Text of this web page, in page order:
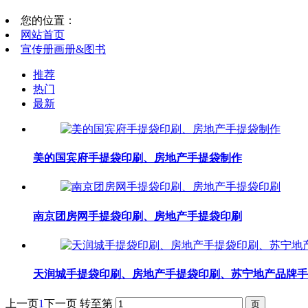
您的位置：
网站首页
宣传册画册&图书
推荐
热门
最新
美的国宾府手提袋印刷、房地产手提袋制作
南京团房网手提袋印刷、房地产手提袋印刷
天润城手提袋印刷、房地产手提袋印刷、苏宁地产品牌
上一页 1 下一页 转至第